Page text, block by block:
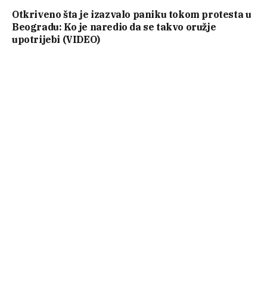
Otkriveno šta je izazvalo paniku tokom protesta u
Beogradu: Ko je naredio da se takvo oružje
upotrijebi (VIDEO)